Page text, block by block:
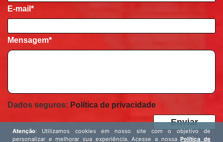
E-mail *
Mensagem*
Dados seguros: Política de privacidade